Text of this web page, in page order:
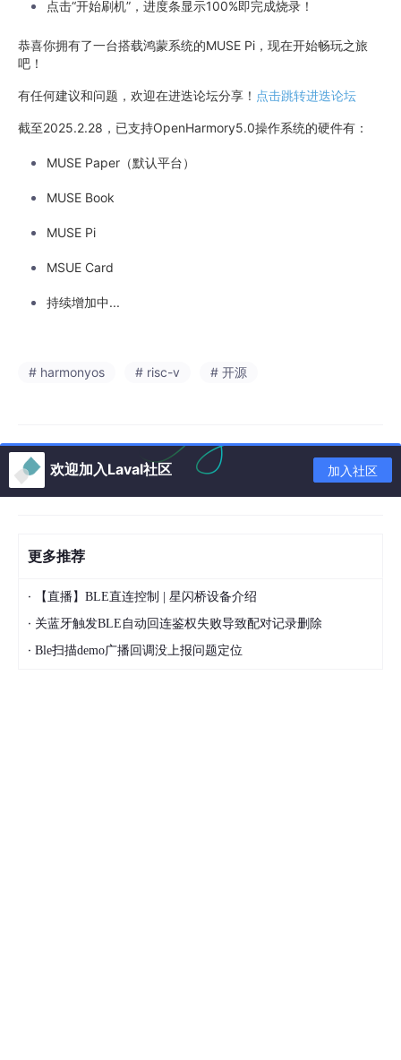
点击“开始刷机”，进度条显示100%即完成烧录！
恭喜你拥有了一台搭载鸿蒙系统的MUSE Pi，现在开始畅玩之旅
吧！
有任何建议和问题，欢迎在进迭论坛分享！ 点击跳转进迭论坛
截至2025.2.28，已支持OpenHarmory5.0操作系统的硬件有：
MUSE Paper（默认平台）
MUSE Book
MUSE Pi
MSUE Card
持续增加中...
# harmonyos # risc-v # 开源
欢迎加入Laval社区 加入社区
更多推荐
· 【直播】BLE直连控制 | 星闪桥设备介绍
· 关蓝牙触发BLE自动回连鉴权失败导致配对记录删除
· Ble扫描demo广播回调没上报问题定位